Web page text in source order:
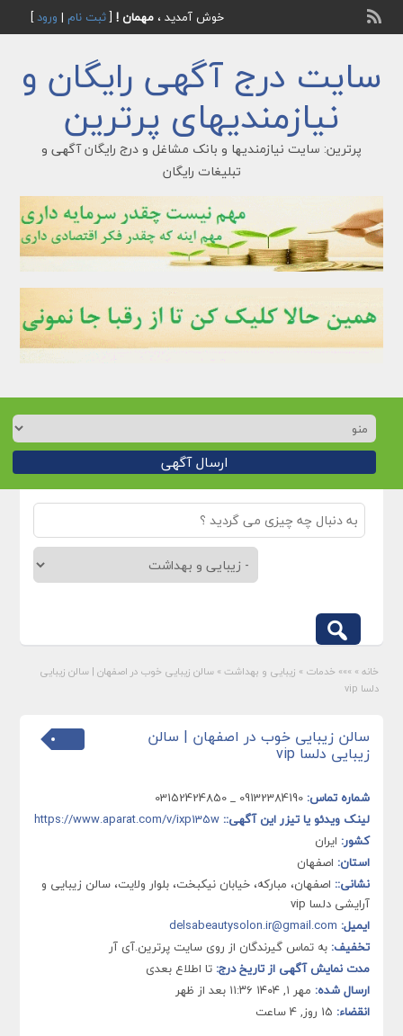
خوش آمدید ، مهمان ![ثبت نام | ورود]
سایت درج آگهی رایگان و
نیازمندیهای پرترین
پرترین: سایت نیازمندیها و بانک مشاغل و درج رایگان آگهی و
تبلیغات رایگان
ارسال آگهی
خانه » »»» خدمات » زیبایی و بهداشت » سالن زیبایی خوب در اصفهان | سالن زیبایی
دلسا vip
سالن زیبایی خوب در اصفهان | سالن
زیبایی دلسا vip
شماره تماس: 09132384190 _ 03152424850
لینک ویدئو یا تیزر این آگهی:: https://www.aparat.com/v/ixp135w
کشور: ایران
استان: اصفهان
نشانی:: اصفهان، مبارکه، خیابان نیکبخت، بلوار ولایت، سالن زیبایی و
آرایشی دلسا vip
ایمیل: delsabeautysolon.ir@gmail.com
تخفیف: به تماس گیرندگان از روی سایت پرترین.آی آر
مدت نمایش آگهی از تاریخ درج: تا اطلاع بعدی
ارسال شده: مهر ۱, ۱۴۰۴ ۱۱:۳۶ بعد از ظهر
انقضاء: